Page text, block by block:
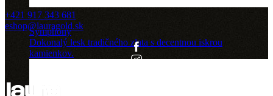
Symphony
Dokonalý lesk tradičného zlata s decentnou iskrou
kamienkov.
+421 917 343 681
eshop@lauragold.sk